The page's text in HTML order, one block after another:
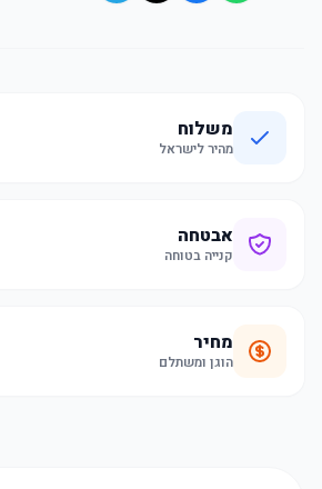
משלוח
מהיר לישראל
אבטחה
קנייה בטוחה
מחיר
הוגן ומשתלם